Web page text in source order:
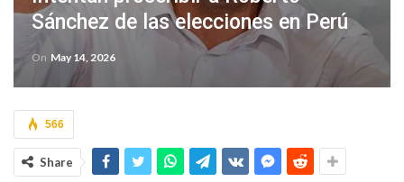
Sánchez de las elecciones en Perú
On May 14, 2026
566
Share